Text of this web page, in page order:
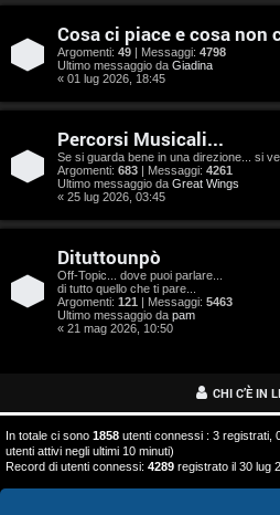
s
t
A
g
e
n
t
Cosa ci piace e cosa non
Argomenti: 49 | Messaggi: 4798
Ultimo messaggio da Giadina
« 01 lug 2026, 18:45
Percorsi Musicali...
Se si guarda bene in una direzione... si
Argomenti: 683 | Messaggi: 4261
Ultimo messaggio da Great Wings
« 25 lug 2026, 03:45
Dituttounpò
Off-Topic... dove puoi parlare...
di tutto quello che ti pare...
Argomenti: 121 | Messaggi: 5463
Ultimo messaggio da pam
« 21 mag 2026, 10:50
CHI C’È IN
In totale ci sono 1858 utenti connessi : 3 registrati,
utenti attivi negli ultimi 10 minuti)
Record di utenti connessi: 4289 registrato il 30 lug